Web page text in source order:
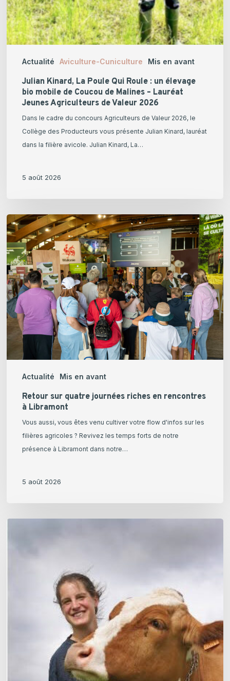
Actualité Aviculture-Cuniculture Mis en avant
de
Malines
–
Jeunes
Agriculteurs
Valeur
2026
Julian Kinard, La Poule Qui Roule : un élevage
bio mobile de Coucou de Malines – Lauréat
Jeunes Agriculteurs de Valeur 2026
Dans le cadre du concours Agriculteurs de Valeur 2026, le
Collège des Producteurs vous présente Julian Kinard, lauréat
dans la filière avicole. Julian Kinard, La…
5 août 2026
Actualité Mis en avant
Retour
sur
quatre
journées
riches
en
rencontres
à
Libramont
Retour sur quatre journées riches en rencontres
à Libramont
Vous aussi, vous êtes venu cultiver votre flow d'infos sur les
filières agricoles ? Revivez les temps forts de notre
présence à Libramont dans notre…
5 août 2026